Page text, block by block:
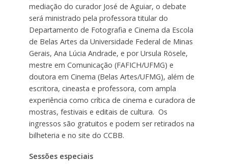
mediação do curador José de Aguiar, o debate
será ministrado pela professora titular do
Departamento de Fotografia e Cinema da Escola
de Belas Artes da Universidade Federal de Minas
Gerais, Ana Lúcia Andrade, e por Ursula Rösele,
mestre em Comunicação (FAFICH/UFMG) e
doutora em Cinema (Belas Artes/UFMG), além de
escritora, cineasta e professora, com ampla
experiência como crítica de cinema e curadora de
mostras, festivais e editais de cultura. Os
ingressos são gratuitos e podem ser retirados na
bilheteria e no site do CCBB.
Sessões especiais